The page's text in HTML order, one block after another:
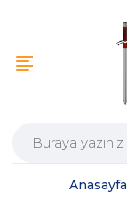
Anasayfa